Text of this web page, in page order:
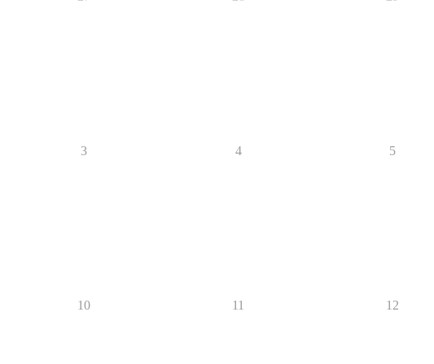
3 4 5
10 11 12